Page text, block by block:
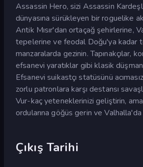
Assassin Hero, sizi Assassin
dünyasına sürükleyen bir roguelike
Antik Mısır'dan ortaçağ şehirlerine,
tepelerine ve feodal Doğu'ya kadar
manzaralarda gezinin. Tapınakçılar,
efsanevi yaratıklar gibi klasik
Efsanevi suikastçı statüsünü
zorlu patronlara karşı destansı
Vur-kaç yeteneklerinizi geliştirin,
ordularına göğüs gerin ve Valhalla'da
Çıkış Tarihi